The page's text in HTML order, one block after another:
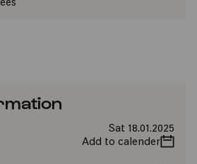
Sat 18.01.2025
Add to calender